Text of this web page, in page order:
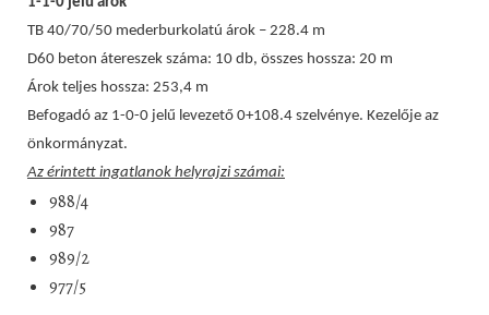
TB 40/70/50 mederburkolatú árok – 228.4 m
D60 beton átereszek száma: 10 db, összes hossza: 20 m
Árok teljes hossza: 253,4 m
Befogadó az 1-0-0 jelű levezető 0+108.4 szelvénye. Kezelője az
önkormányzat.
Az érintett ingatlanok helyrajzi számai:
988/4
987
989/2
977/5